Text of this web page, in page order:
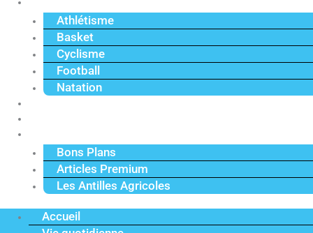
Athlétisme
Basket
Cyclisme
Football
Natation
Bons Plans
Articles Premium
Les Antilles Agricoles
Accueil